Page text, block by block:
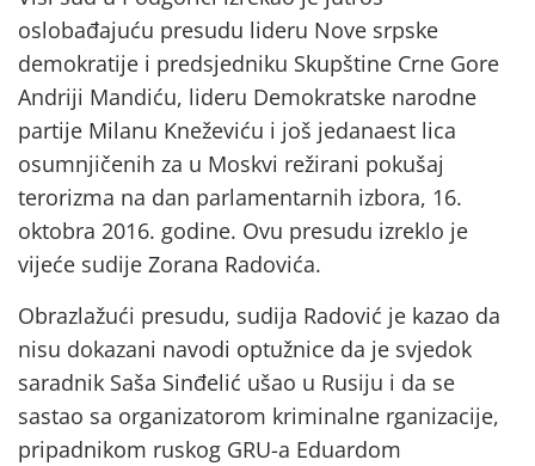
oslobađajuću presudu lideru Nove srpske
demokratije i predsjedniku Skupštine Crne Gore
Andriji Mandiću, lideru Demokratske narodne
partije Milanu Kneževiću i još jedanaest lica
osumnjičenih za u Moskvi režirani pokušaj
terorizma na dan parlamentarnih izbora, 16.
oktobra 2016. godine. Ovu presudu izreklo je
vijeće sudije Zorana Radovića.
Obrazlažući presudu, sudija Radović je kazao da
nisu dokazani navodi optužnice da je svjedok
saradnik Saša Sinđelić ušao u Rusiju i da se
sastao sa organizatorom kriminalne rganizacije,
pripadnikom ruskog GRU-a Eduardom